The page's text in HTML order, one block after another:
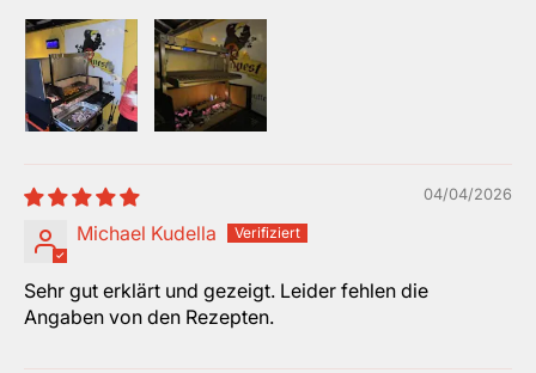
04/04/2026
Michael Kudella
Sehr gut erklärt und gezeigt. Leider fehlen die
Angaben von den Rezepten.